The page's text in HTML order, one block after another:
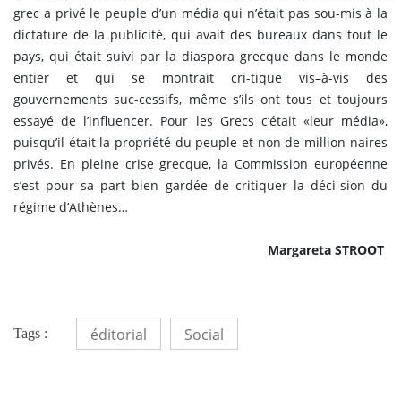
grec a privé le peuple d’un média qui n’était pas sou-mis à la
dictature de la publicité, qui avait des bureaux dans tout le
pays, qui était suivi par la diaspora grecque dans le monde
entier et qui se montrait cri-tique vis–à-vis des
gouvernements suc-cessifs, même s’ils ont tous et toujours
essayé de l’influencer. Pour les Grecs c’était «leur média»,
puisqu’il était la propriété du peuple et non de million-naires
privés. En pleine crise grecque, la Commission européenne
s’est pour sa part bien gardée de critiquer la déci-sion du
régime d’Athènes…
Margareta STROOT
Tags : éditorial Social